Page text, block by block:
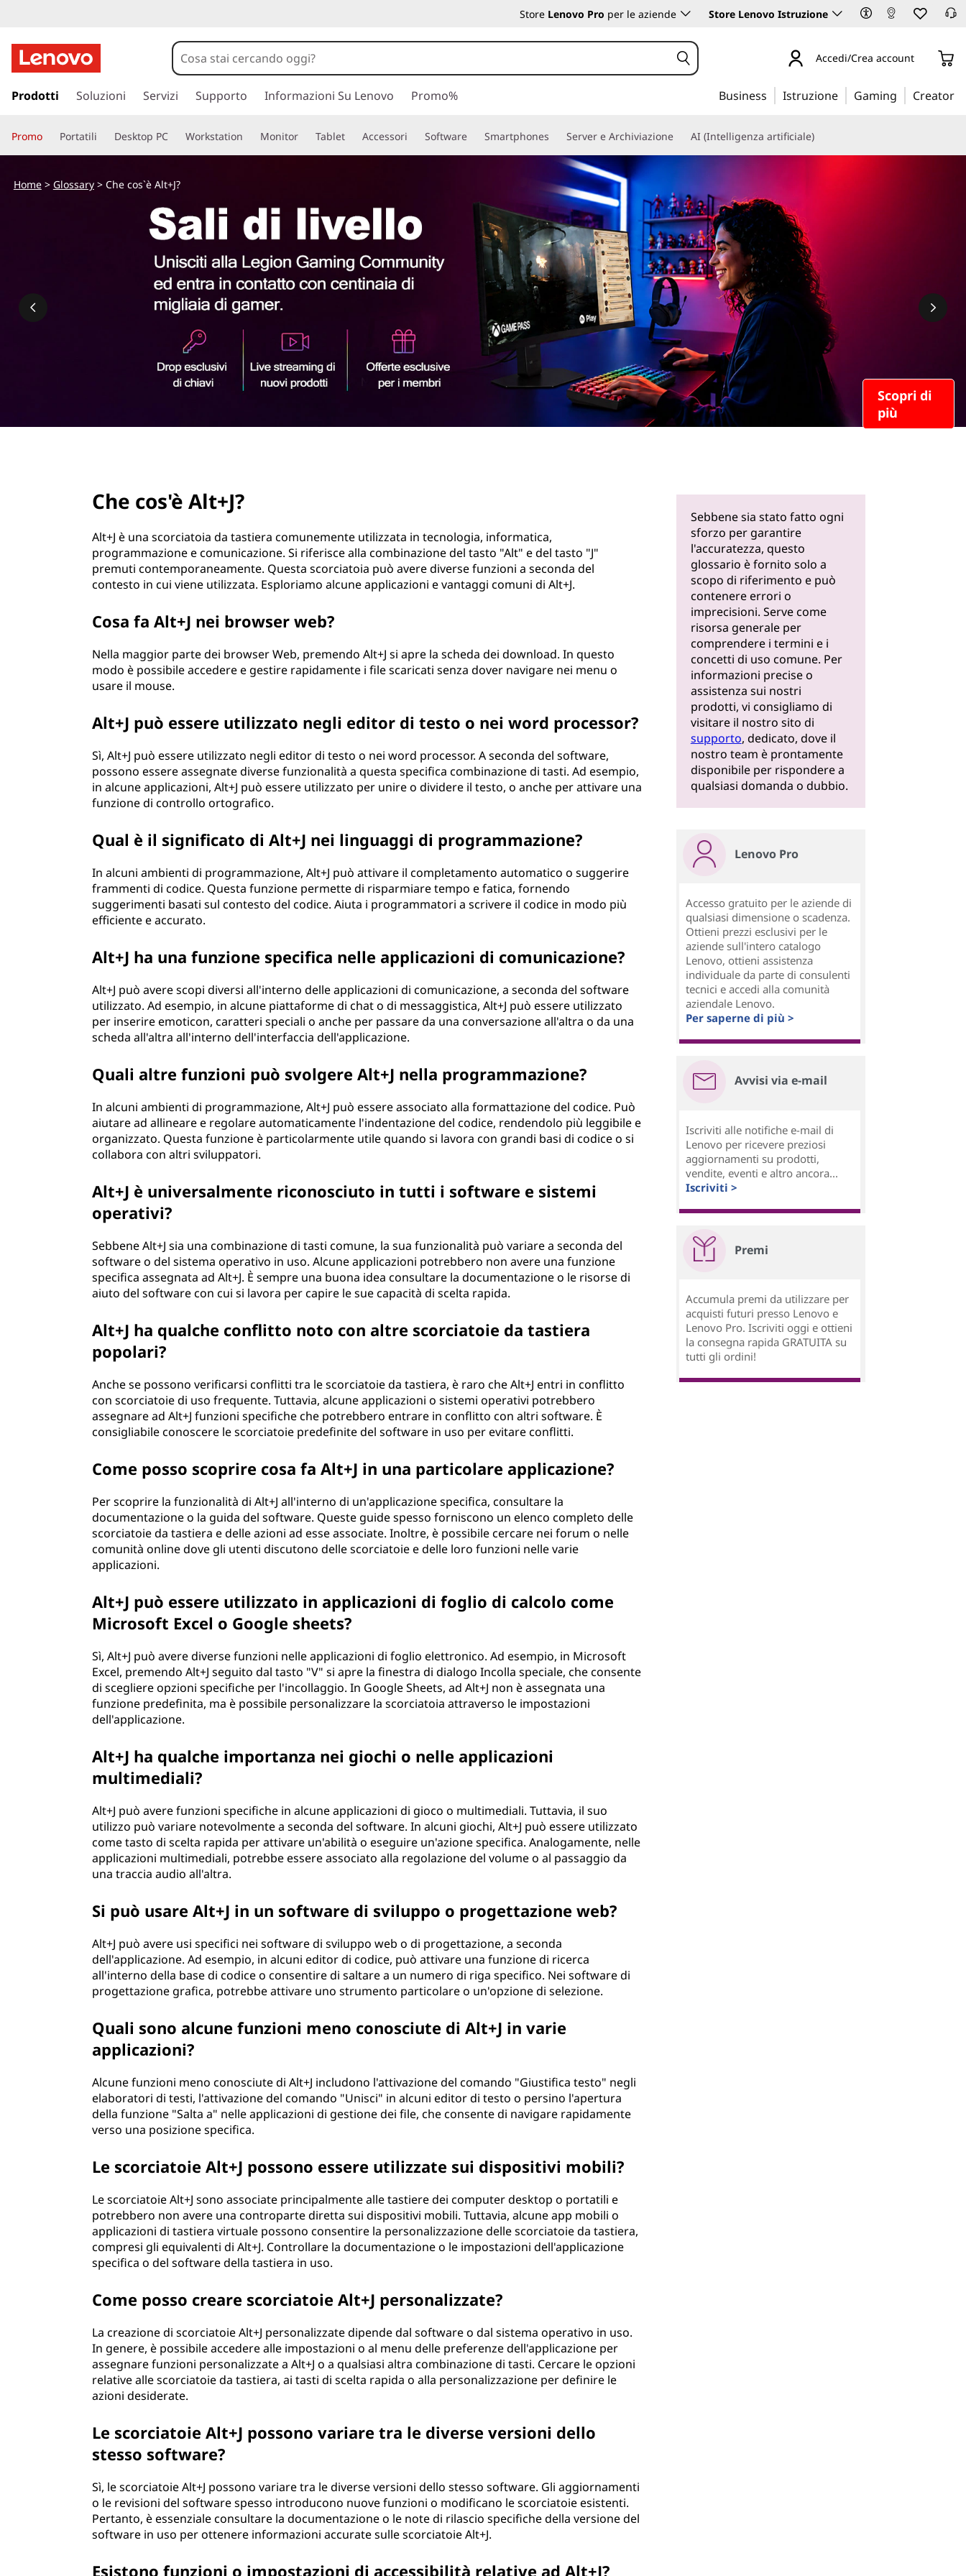
h
e
o
Store Lenovo Pro per le aziende Store Lenovo Istruzione
a
a
a
o
a
Accedi/Crea account
Prodotti Soluzioni Servizi Supporto Informazioni Su Lenovo Promo% Business Istruzione Gaming Creator
Promo Portatili Desktop PC Workstation Monitor Tablet Accessori Software Smartphones Server e Archiviazione AI (Intelligenza artificiale)
Scopri di
più
Home> Glossary> Che cos`è Alt+J?
Che cos'è Alt+J?
Alt+J è una scorciatoia da tastiera comunemente utilizzata in tecnologia, informatica,
programmazione e comunicazione. Si riferisce alla combinazione del tasto "Alt" e del tasto "J"
premuti contemporaneamente. Questa scorciatoia può avere diverse funzioni a seconda del
contesto in cui viene utilizzata. Esploriamo alcune applicazioni e vantaggi comuni di Alt+J.
Cosa fa Alt+J nei browser web?
Nella maggior parte dei browser Web, premendo Alt+J si apre la scheda dei download. In questo
modo è possibile accedere e gestire rapidamente i file scaricati senza dover navigare nei menu o
usare il mouse.
Alt+J può essere utilizzato negli editor di testo o nei word processor?
Sì, Alt+J può essere utilizzato negli editor di testo o nei word processor. A seconda del software,
possono essere assegnate diverse funzionalità a questa specifica combinazione di tasti. Ad esempio,
in alcune applicazioni, Alt+J può essere utilizzato per unire o dividere il testo, o anche per attivare una
funzione di controllo ortografico.
Qual è il significato di Alt+J nei linguaggi di programmazione?
In alcuni ambienti di programmazione, Alt+J può attivare il completamento automatico o suggerire
frammenti di codice. Questa funzione permette di risparmiare tempo e fatica, fornendo
suggerimenti basati sul contesto del codice. Aiuta i programmatori a scrivere il codice in modo più
efficiente e accurato.
Alt+J ha una funzione specifica nelle applicazioni di comunicazione?
Alt+J può avere scopi diversi all'interno delle applicazioni di comunicazione, a seconda del software
utilizzato. Ad esempio, in alcune piattaforme di chat o di messaggistica, Alt+J può essere utilizzato
per inserire emoticon, caratteri speciali o anche per passare da una conversazione all'altra o da una
scheda all'altra all'interno dell'interfaccia dell'applicazione.
Quali altre funzioni può svolgere Alt+J nella programmazione?
In alcuni ambienti di programmazione, Alt+J può essere associato alla formattazione del codice. Può
aiutare ad allineare e regolare automaticamente l'indentazione del codice, rendendolo più leggibile e
organizzato. Questa funzione è particolarmente utile quando si lavora con grandi basi di codice o si
collabora con altri sviluppatori.
Alt+J è universalmente riconosciuto in tutti i software e sistemi
operativi?
Sebbene Alt+J sia una combinazione di tasti comune, la sua funzionalità può variare a seconda del
software o del sistema operativo in uso. Alcune applicazioni potrebbero non avere una funzione
specifica assegnata ad Alt+J. È sempre una buona idea consultare la documentazione o le risorse di
aiuto del software con cui si lavora per capire le sue capacità di scelta rapida.
Alt+J ha qualche conflitto noto con altre scorciatoie da tastiera
popolari?
Anche se possono verificarsi conflitti tra le scorciatoie da tastiera, è raro che Alt+J entri in conflitto
con scorciatoie di uso frequente. Tuttavia, alcune applicazioni o sistemi operativi potrebbero
assegnare ad Alt+J funzioni specifiche che potrebbero entrare in conflitto con altri software. È
consigliabile conoscere le scorciatoie predefinite del software in uso per evitare conflitti.
Come posso scoprire cosa fa Alt+J in una particolare applicazione?
Per scoprire la funzionalità di Alt+J all'interno di un'applicazione specifica, consultare la
documentazione o la guida del software. Queste guide spesso forniscono un elenco completo delle
scorciatoie da tastiera e delle azioni ad esse associate. Inoltre, è possibile cercare nei forum o nelle
comunità online dove gli utenti discutono delle scorciatoie e delle loro funzioni nelle varie
applicazioni.
Alt+J può essere utilizzato in applicazioni di foglio di calcolo come
Microsoft Excel o Google sheets?
Sì, Alt+J può avere diverse funzioni nelle applicazioni di foglio elettronico. Ad esempio, in Microsoft
Excel, premendo Alt+J seguito dal tasto "V" si apre la finestra di dialogo Incolla speciale, che consente
di scegliere opzioni specifiche per l'incollaggio. In Google Sheets, ad Alt+J non è assegnata una
funzione predefinita, ma è possibile personalizzare la scorciatoia attraverso le impostazioni
dell'applicazione.
Alt+J ha qualche importanza nei giochi o nelle applicazioni
multimediali?
Alt+J può avere funzioni specifiche in alcune applicazioni di gioco o multimediali. Tuttavia, il suo
utilizzo può variare notevolmente a seconda del software. In alcuni giochi, Alt+J può essere utilizzato
come tasto di scelta rapida per attivare un'abilità o eseguire un'azione specifica. Analogamente, nelle
applicazioni multimediali, potrebbe essere associato alla regolazione del volume o al passaggio da
una traccia audio all'altra.
Si può usare Alt+J in un software di sviluppo o progettazione web?
Alt+J può avere usi specifici nei software di sviluppo web o di progettazione, a seconda
dell'applicazione. Ad esempio, in alcuni editor di codice, può attivare una funzione di ricerca
all'interno della base di codice o consentire di saltare a un numero di riga specifico. Nei software di
progettazione grafica, potrebbe attivare uno strumento particolare o un'opzione di selezione.
Quali sono alcune funzioni meno conosciute di Alt+J in varie
applicazioni?
Alcune funzioni meno conosciute di Alt+J includono l'attivazione del comando "Giustifica testo" negli
elaboratori di testi, l'attivazione del comando "Unisci" in alcuni editor di testo o persino l'apertura
della funzione "Salta a" nelle applicazioni di gestione dei file, che consente di navigare rapidamente
verso una posizione specifica.
Le scorciatoie Alt+J possono essere utilizzate sui dispositivi mobili?
Le scorciatoie Alt+J sono associate principalmente alle tastiere dei computer desktop o portatili e
potrebbero non avere una controparte diretta sui dispositivi mobili. Tuttavia, alcune app mobili o
applicazioni di tastiera virtuale possono consentire la personalizzazione delle scorciatoie da tastiera,
compresi gli equivalenti di Alt+J. Controllare la documentazione o le impostazioni dell'applicazione
specifica o del software della tastiera in uso.
Come posso creare scorciatoie Alt+J personalizzate?
La creazione di scorciatoie Alt+J personalizzate dipende dal software o dal sistema operativo in uso.
In genere, è possibile accedere alle impostazioni o al menu delle preferenze dell'applicazione per
assegnare funzioni personalizzate a Alt+J o a qualsiasi altra combinazione di tasti. Cercare le opzioni
relative alle scorciatoie da tastiera, ai tasti di scelta rapida o alla personalizzazione per definire le
azioni desiderate.
Le scorciatoie Alt+J possono variare tra le diverse versioni dello
stesso software?
Sì, le scorciatoie Alt+J possono variare tra le diverse versioni dello stesso software. Gli aggiornamenti
o le revisioni del software spesso introducono nuove funzioni o modificano le scorciatoie esistenti.
Pertanto, è essenziale consultare la documentazione o le note di rilascio specifiche della versione del
software in uso per ottenere informazioni accurate sulle scorciatoie Alt+J.
Esistono funzioni o impostazioni di accessibilità relative ad Alt+J?
Sebbene sia stato fatto ogni
sforzo per garantire
l'accuratezza, questo
glossario è fornito solo a
scopo di riferimento e può
contenere errori o
imprecisioni. Serve come
risorsa generale per
comprendere i termini e i
concetti di uso comune. Per
informazioni precise o
assistenza sui nostri
prodotti, vi consigliamo di
visitare il nostro sito di
supporto, dedicato, dove il
nostro team è prontamente
disponibile per rispondere a
qualsiasi domanda o dubbio.
Lenovo Pro
Accesso gratuito per le aziende di
qualsiasi dimensione o scadenza.
Ottieni prezzi esclusivi per le
aziende sull'intero catalogo
Lenovo, ottieni assistenza
individuale da parte di consulenti
tecnici e accedi alla comunità
aziendale Lenovo.
Per saperne di più >
Avvisi via e-mail
Iscriviti alle notifiche e-mail di
Lenovo per ricevere preziosi
aggiornamenti su prodotti,
vendite, eventi e altro ancora...
Iscriviti >
Premi
Accumula premi da utilizzare per
acquisti futuri presso Lenovo e
Lenovo Pro. Iscriviti oggi e ottieni
la consegna rapida GRATUITA su
tutti gli ordini!